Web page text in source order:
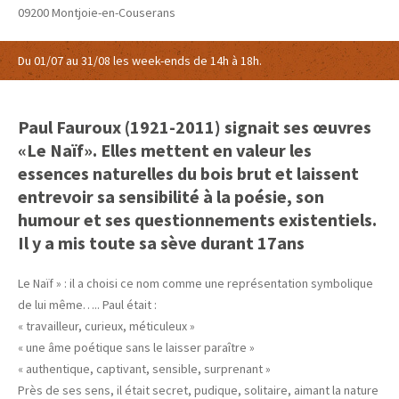
09200Montjoie-en-Couserans
Du 01/07 au 31/08 les week-ends de 14h à 18h.
Paul Fauroux (1921-2011) signait ses œuvres
«Le Naïf». Elles mettent en valeur les
essences naturelles du bois brut et laissent
entrevoir sa sensibilité à la poésie, son
humour et ses questionnements existentiels.
Il y a mis toute sa sève durant 17ans
Le Naïf » : il a choisi ce nom comme une représentation symbolique
de lui même….. Paul était :
« travailleur, curieux, méticuleux »
« une âme poétique sans le laisser paraître »
« authentique, captivant, sensible, surprenant »
Près de ses sens, il était secret, pudique, solitaire, aimant la nature